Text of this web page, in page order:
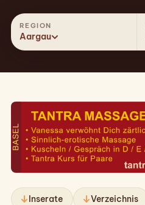
REGION
Aargau
Inserate Verzeichnis